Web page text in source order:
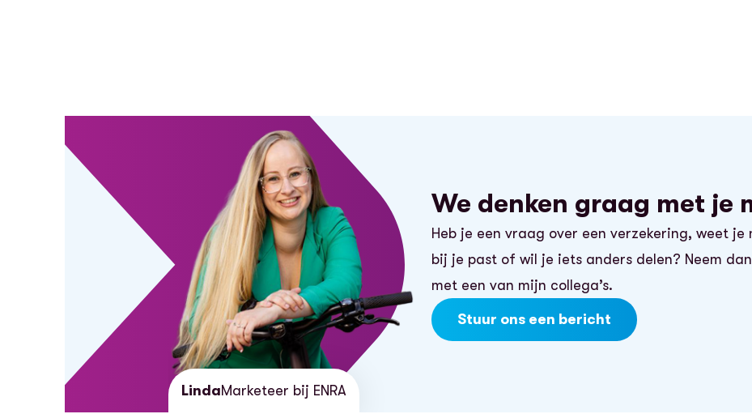
LindaMarketeer bij ENRA
We denken graag met je
Heb je een vraag over een verzekering, weet je
bij je past of wil je iets anders delen? Neem
met een van mijn collega’s.
Stuur ons een bericht